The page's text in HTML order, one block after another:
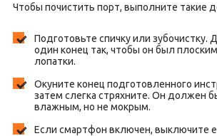
Чтобы почистить порт, выполните такие
Подготовьте спичку или зубочистку.
один конец так, чтобы он был
лопатки.
Окуните конец подготовленного
затем слегка стряхните. Он должен
влажным, но не мокрым.
Если смартфон включен, выключите